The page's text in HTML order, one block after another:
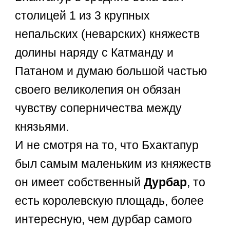
столицей 1 из 3 крупных
непальских (неварских) княжеств
долины наряду с Катманду и
Патаном и думаю большой частью
своего великолепия он обязан
чувству соперничества между
князьями.
И не смотря на то, что Бхактапур
был самым маленьким из княжеств
он имеет собственныйДурбар, то
есть королевскую площадь, более
интересную, чем дурбар самого